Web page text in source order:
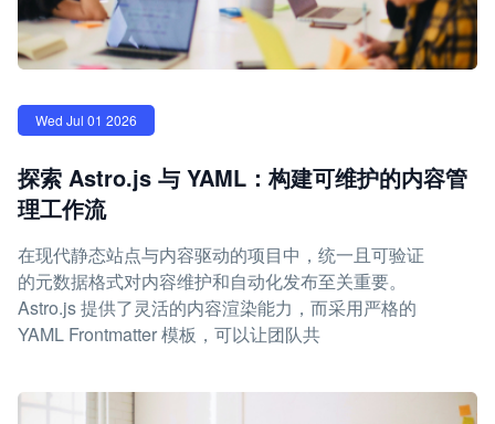
Wed Jul 01 2026
探索 Astro.js 与 YAML：构建可维护的内容管
理工作流
在现代静态站点与内容驱动的项目中，统一且可验证
的元数据格式对内容维护和自动化发布至关重要。
Astro.js 提供了灵活的内容渲染能力，而采用严格的
YAML Frontmatter 模板，可以让团队共